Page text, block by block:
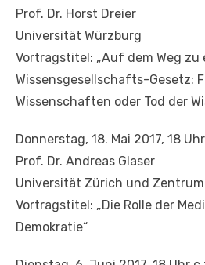
Prof. Dr. Horst Dreier
Universität Würzburg
Vortragstitel: „Auf dem Weg
Wissensgesellschafts-Gesetz:
Wissenschaften oder Tod der
Donnerstag, 18. Mai 2017, 18
Prof. Dr. Andreas Glaser
Universität Zürich und
Vortragstitel: „Die Rolle der
Demokratie“